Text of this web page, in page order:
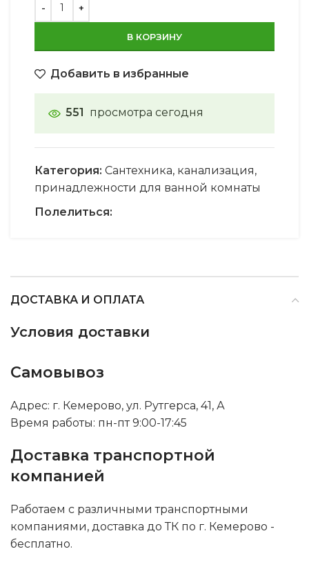
В КОРЗИНУ
Добавить в избранные
551 просмотра сегодня
Категория: Сантехника, канализация,
принадлежности для ванной комнаты
Полелиться:
ДОСТАВКА И ОПЛАТА
Условия доставки
Самовывоз
Адрес: г. Кемерово, ул. Рутгерса, 41, А
Время работы: пн-пт 9:00-17:45
Доставка транспортной
компанией
Работаем с различными транспортными
компаниями, доставка до ТК по г. Кемерово -
бесплатно.